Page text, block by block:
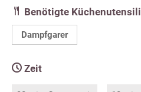
Benötigte
Dampfgarer
Zeit